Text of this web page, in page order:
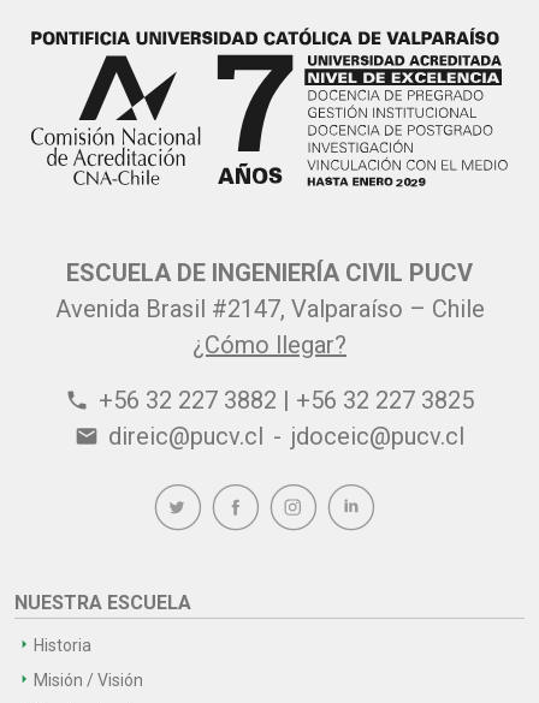
ESCUELA DE INGENIERÍA CIVIL PUCV
Avenida Brasil #2147, Valparaíso – Chile
¿Cómo llegar?
phone +56 32 227 3882 | +56 32 227 3825
email direic@pucv.cl - jdoceic@pucv.cl
NUESTRA ESCUELA
Historia
Misión / Visión